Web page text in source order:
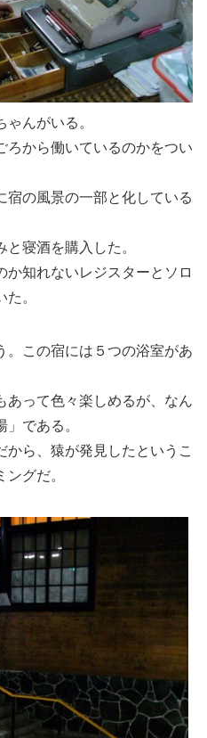
んがいる。
ろから働いているのかをつい
宿の風景の一部と化している
寝酒を購入した。
知れないレジスターとソロ
。
。この宿には５つの浴室があ
あって色々楽しめるが、なん
である。
から、猿が発見したというこ
グだ。